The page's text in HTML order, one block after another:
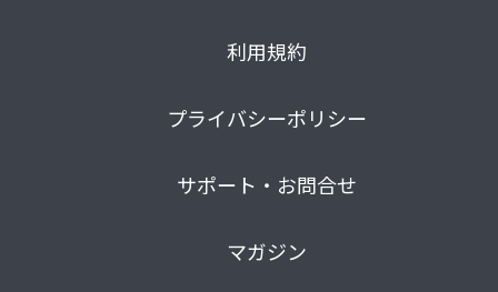
利用規約
プライバシーポリシー
サポート・お問合せ
マガジン